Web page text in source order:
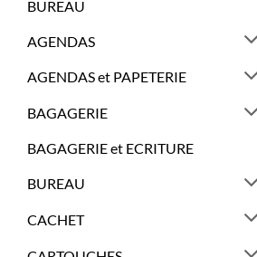
BUREAU
AGENDAS
AGENDAS et PAPETERIE
BAGAGERIE
BAGAGERIE et ECRITURE
BUREAU
CACHET